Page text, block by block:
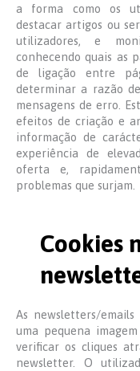
a forma como os
destacar artigos ou
utilizadores, e
conhecendo quais as
de ligação entre
determinar a razão
mensagens de erro.
efeitos de criação e
informação de
experiência de
oferta e,
problemas que surjam.
Cookies
As newsletters/
uma pequena
verificar os cliques
newsletter. O